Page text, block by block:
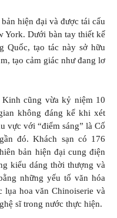
hiện đại và được tái cấu
York. Dưới bàn tay thiết kế
Quốc, tạo tác này sở hữu
tạo cảm giác như đang lơ
Kinh cũng vừa kỷ niệm 10
không đáng kể khi xét
vực với “điểm sáng” là Cố
đó. Khách sạn có 176
bản hiện đại cung điện
kiểu dáng thời thượng và
những yếu tố văn hóa
lụa hoa văn Chinoiserie và
sĩ trong nước thực hiện.